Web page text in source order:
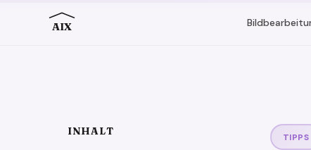
AIX
INHALT TIPPS